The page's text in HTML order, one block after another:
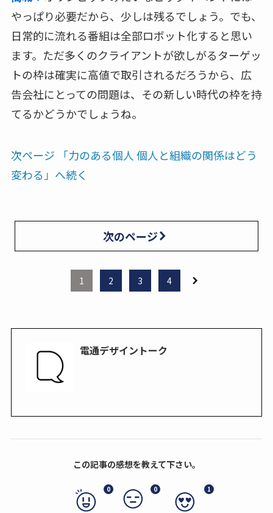
やっぱり必要だから、少しは残るでしょう。でも、
日常的に流れる番組は全部ロボット化すると思い
ます。ただ多くのクライアントが欲しがるターゲッ
トの枠は確実に高値で取引されるだろうから、広
告会社にとっての問題は、その新しい時代の枠を持
てるかどうかでしょうね。
次ページ 「力のある個人 個人と組織の関係はどう
変わる」へ続く
次のページ
1 2 3 4
電通デザイントーク
この記事の感想を教えて下さい。
0 0 1